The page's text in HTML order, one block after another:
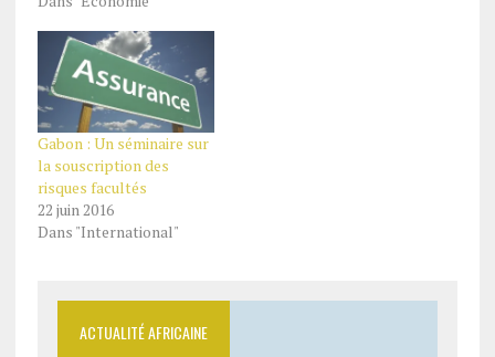
Gabon : Un séminaire sur
la souscription des
risques facultés
22 juin 2016
Dans "International"
ACTUALITÉ AFRICAINE